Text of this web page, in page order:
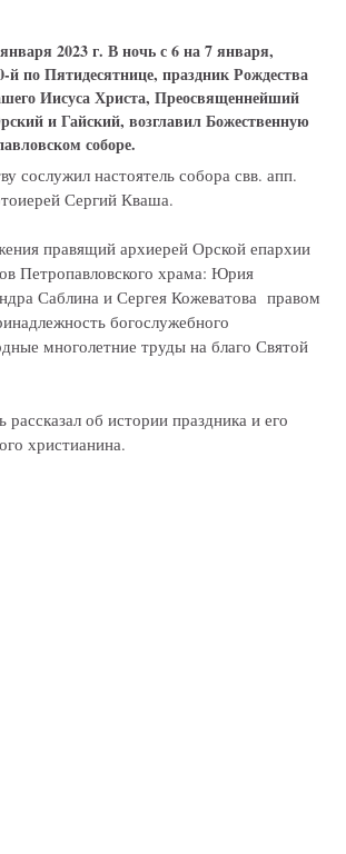
2023 г. В ночь с 6 на 7 января,
й по Пятидесятнице, праздник Рождества
Иисуса Христа, Преосвященнейший
и Гайский, возглавил Божественную
соборе.
сослужил настоятель собора свв. апп.
Сергий Кваша.
правящий архиерей Орской епархии
Петропавловского храма: Юрия
Саблина и Сергея Кожеватова правом
богослужебного
многолетние труды на благо Святой
об истории праздника и его
христианина.